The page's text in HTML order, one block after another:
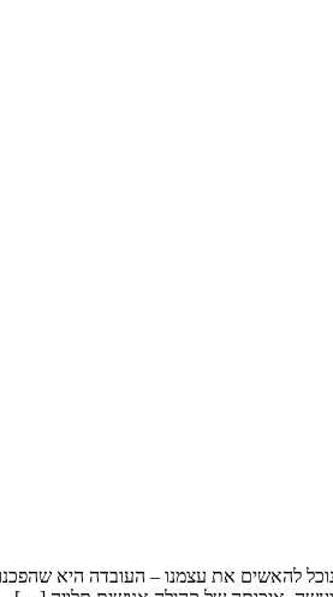
להאשים את עצמנו – העובדה היא